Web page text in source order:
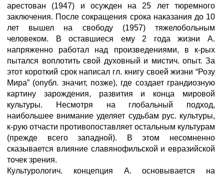
арестован (1947) и осужден на 25 лет тюремного
заключения. После сокращения срока наказания до 10
лет вышел на свободу (1957) тяжелобольным
человеком. В оставшиеся ему 2 года жизни А.
напряженно работал над произведениями, в к-рых
пытался воплотить свой духовный и мистич. опыт. За
этот короткий срок написал гл. книгу своей жизни “Розу
Мира” (опубл. значит, позже), где создает грандиозную
картину зарождения, развития и конца мировой
культуры. Несмотря на глобальный подход,
наибольшее внимание уделяет судьбам рус. культуры,
к-рую отчасти противопоставляет остальным культурам
(прежде всего западной). В этом несомненно
сказывается влияние славянофильской и евразийской
точек зрения.
Культурологич. концепция А. основывается на